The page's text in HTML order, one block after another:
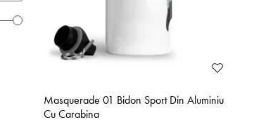
Masquerade 01 Bidon Sport Din Aluminiu
Cu Carabina